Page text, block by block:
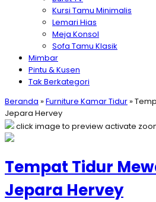
Kursi Tamu Minimalis
Lemari Hias
Meja Konsol
Sofa Tamu Klasik
Mimbar
Pintu & Kusen
Tak Berkategori
Beranda »Furniture Kamar Tidur »
Jepara Hervey
click image to previewactivate
Tempat Tidur
Jepara Hervey